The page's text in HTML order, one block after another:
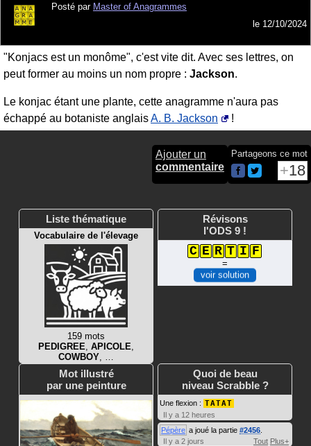
Posté par Master of Anagrammes
le 12/10/2024
"Konjacs est un monôme", c'est vite dit. Avec ses lettres, on
peut former au moins un nom propre : Jackson.
Le konjac étant une plante, cette anagramme n'aura pas
échappé au botaniste anglaisA. B. Jackson !
Ajouter un
commentaire
Partageons ce mot
18
Liste thématique
Vocabulaire de l'élevage
159 mots
PEDIGREE APICOLE
COWBOY
Révisons
l'ODS 9 !
C E R T I F
=
voir solution
Mot illustré
par une peinture
Quoi de beau
niveau Scrabble ?
Une flexion : TATAT
Il y a 12 heures
Pépère a joué la partie #2456
Il y a 2 jours
Tout Plus+